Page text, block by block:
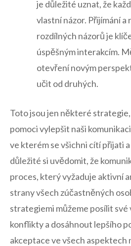
je důležité uznat, že
vlastní názor. Přijímání
rozdílných názorů je
úspěšným‌ interakcím.⁢
otevření novým
učit od druhých.
Toto jsou jen‍ některé
pomoci vylepšit naši
ve ​kterém se všichni ‍cítí přijati
důležité si uvědomit, že
proces, který vyžaduje aktivní
strany všech zúčastněných
strategiemi můžeme‌ posílit ‍své
konflikty⁢ a ‍dosáhnout lepšího
akceptace ve všech aspektech‌